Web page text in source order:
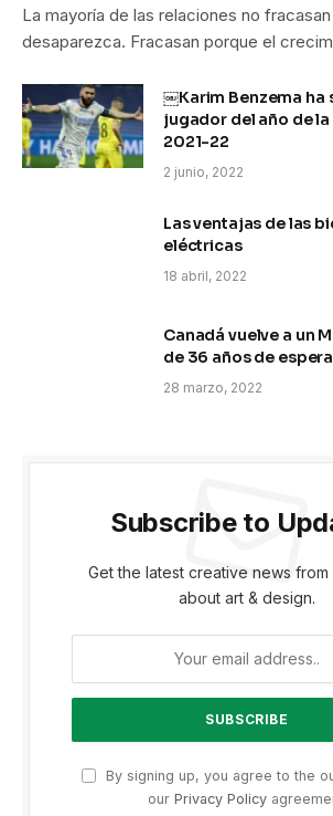
La mayoría de las relaciones no
desaparezca. Fracasan porque el
￼Karim Benzema ha
jugador del año de
2021-22
2 junio, 2022
Las ventajas de las
eléctricas
18 abril, 2022
Canadá vuelve a un
de 36 años de espera
28 marzo, 2022
Subscribe to
Get the latest creative news from
about art & design.
By signing up, you agree to the
our Privacy Policy